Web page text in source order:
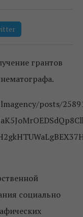
грантов
posts/
социально